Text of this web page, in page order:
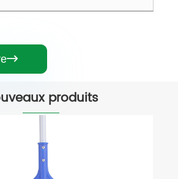

produits
vadrouille en aluminium